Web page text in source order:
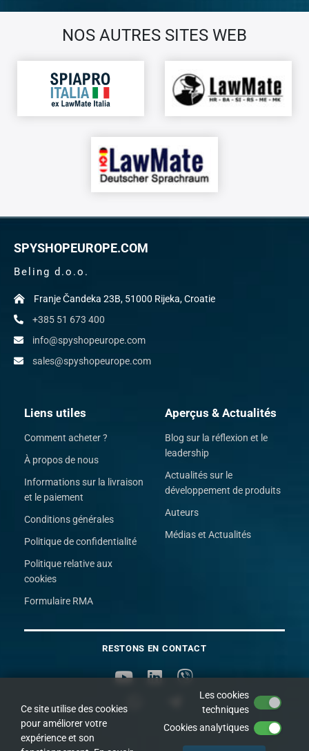
NOS AUTRES SITES WEB
SPYSHOPEUROPE.COM
Beling d.o.o.
Franje Čandeka 23B, 51000 Rijeka, Croatie
+385 51 673 400
info@spyshopeurope.com
sales@spyshopeurope.com
Liens utiles
Comment acheter ?
À propos de nous
Informations sur la livraison
et le paiement
Conditions générales
Politique de confidentialité
Politique relative aux
cookies
Formulaire RMA
Aperçus & Actualités
Blog sur la réflexion et le
leadership
Actualités sur le
développement de produits
Auteurs
Médias et Actualités
RESTONS EN CONTACT
Ce site utilise des cookies
pour améliorer votre
expérience et son
Les cookies
techniques
Cookies analytiques